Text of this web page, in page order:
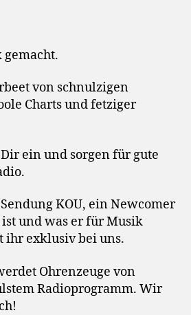
von schnulzigen
Charts und fetziger
ein und sorgen für gute
KOU, ein Newcomer
ist und was er für Musik
ihr exklusiv bei uns.
Ohrenzeuge von
Radioprogramm. Wir